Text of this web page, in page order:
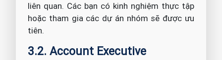
liên quan. Các bạn có kinh nghiệm thực tập
hoặc tham gia các dự án nhóm sẽ được ưu
tiên.
3.2. Account Executive